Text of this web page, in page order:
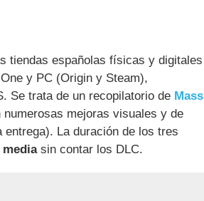
tiendas españolas físicas y digitales
y PC (Origin y Steam),
Se trata de un recopilatorio de Mass
numerosas mejoras visuales y de
La duración de los tres
mediasin contar los DLC.